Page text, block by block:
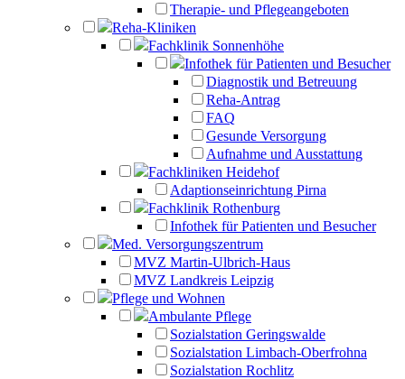
Therapie- und Pflegeangeboten
Reha-Kliniken
Fachklinik Sonnenhöhe
Infothek für Patienten und Besucher
Diagnostik und Betreuung
Reha-Antrag
FAQ
Gesunde Versorgung
Aufnahme und Ausstattung
Fachkliniken Heidehof
Adaptionseinrichtung Pirna
Fachklinik Rothenburg
Infothek für Patienten und Besucher
Med. Versorgungszentrum
MVZ Martin-Ulbrich-Haus
MVZ Landkreis Leipzig
Pflege und Wohnen
Ambulante Pflege
Sozialstation Geringswalde
Sozialstation Limbach-Oberfrohna
Sozialstation Rochlitz